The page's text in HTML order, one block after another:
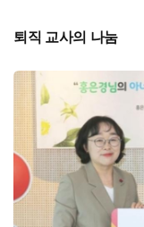
퇴직 교사의 나눔